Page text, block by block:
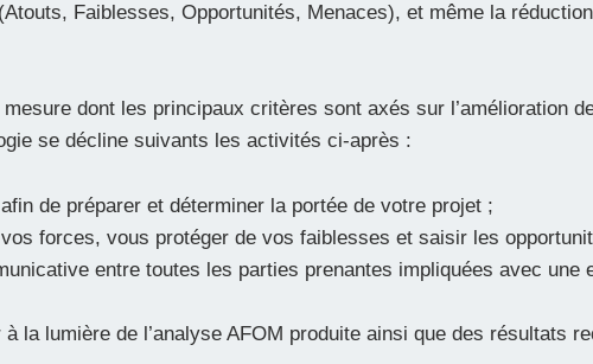
Faiblesses, Opportunités, Menaces), et même la
dont les principaux critères sont axés sur l’amélioration
se décline suivants les activités ci-après :
de préparer et déterminer la portée de votre projet ;
forces, vous protéger de vos faiblesses et saisir les
entre toutes les parties prenantes impliquées avec une
la lumière de l’analyse AFOM produite ainsi que des résultats